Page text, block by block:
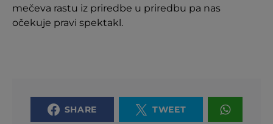
mečeva rastu iz priredbe u priredbu pa nas
očekuje pravi spektakl.
SHARE TWEET